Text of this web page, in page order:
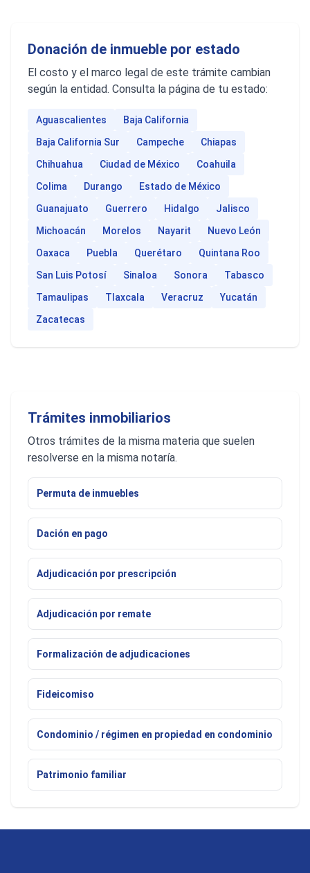
Donación de inmueble por estado
El costo y el marco legal de este trámite cambian
según la entidad. Consulta la página de tu estado:
Aguascalientes
Baja California
Baja California Sur
Campeche
Chiapas
Chihuahua
Ciudad de México
Coahuila
Colima
Durango
Estado de México
Guanajuato
Guerrero Hidalgo
Jalisco
Michoacán
Morelos Nayarit
Nuevo León
Oaxaca
Puebla Querétaro
Quintana Roo
San Luis Potosí
Sinaloa Sonora
Tabasco
Tamaulipas
Tlaxcala Veracruz
Yucatán
Zacatecas
Trámites inmobiliarios
Otros trámites de la misma materia que suelen
resolverse en la misma notaría.
Permuta de inmuebles
Dación en pago
Adjudicación por prescripción
Adjudicación por remate
Formalización de adjudicaciones
Fideicomiso
Condominio / régimen en propiedad en condominio
Patrimonio familiar